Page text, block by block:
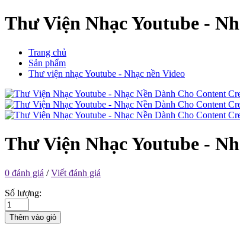
Thư Viện Nhạc Youtube -
Trang chủ
Sản phẩm
Thư viện nhạc Youtube - Nhạc nền Video
Thư Viện Nhạc Youtube -
0 đánh giá /Viết đánh giá
Số lượng:
Thêm vào giỏ